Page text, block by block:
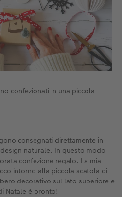
confezionati in una piccola
consegnati direttamente in
naturale. In questo modo
confezione regalo. La mia
intorno alla piccola scatola di
decorativo sul lato superiore e
Natale è pronto!